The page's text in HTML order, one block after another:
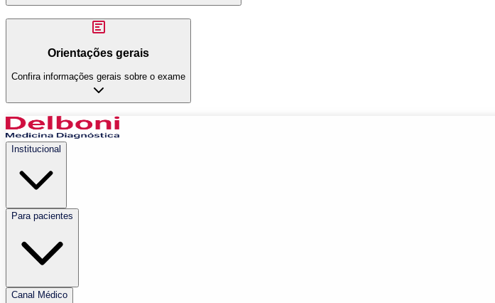
Orientações gerais
Confira informações gerais sobre o exame
Institucional
Para pacientes
Canal Médico